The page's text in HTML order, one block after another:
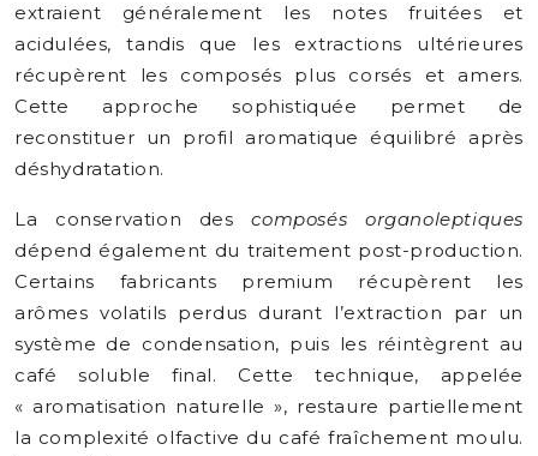
extraient généralement les notes fruitées et
acidulées, tandis que les extractions ultérieures
récupèrent les composés plus corsés et amers.
Cette approche sophistiquée permet de
reconstituer un profil aromatique équilibré après
déshydratation.
La conservation descomposés organoleptiques
dépend également du traitement post-production.
Certains fabricants premium récupèrent les
arômes volatils perdus durant l’extraction par un
système de condensation, puis les réintègrent au
café soluble final. Cette technique, appelée
« aromatisation naturelle », restaure partiellement
la complexité olfactive du café fraîchement moulu.